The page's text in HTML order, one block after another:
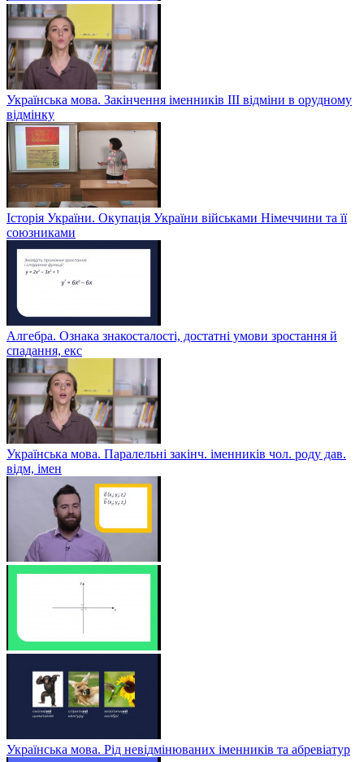
Українська мова. Закінчення іменників ІІІ відміни в орудному
відмінку
Історія України. Окупація України військами Німеччини та її
союзниками
Алгебра. Ознака знакосталості, достатні умови зростання й
спадання, екс
Українська мова. Паралельні закінч. іменників чол. роду дав.
відм, імен
Українська мова. Рід невідмінюваних іменників та абревіатур